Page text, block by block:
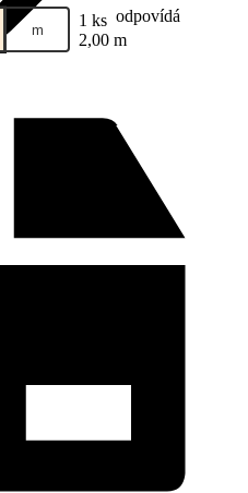
m 1 ks odpovídá
2,00 m